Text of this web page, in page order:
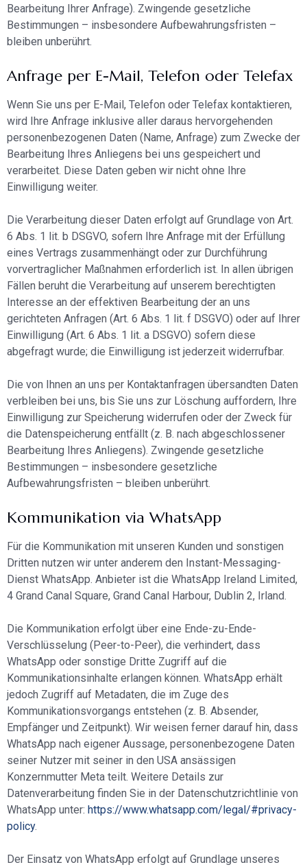
Bearbeitung Ihrer Anfrage). Zwingende gesetzliche
Bestimmungen – insbesondere Aufbewahrungsfristen –
bleiben unberührt.
Anfrage per E-Mail, Telefon oder Telefax
Wenn Sie uns per E-Mail, Telefon oder Telefax kontaktieren,
wird Ihre Anfrage inklusive aller daraus hervorgehenden
personenbezogenen Daten (Name, Anfrage) zum Zwecke der
Bearbeitung Ihres Anliegens bei uns gespeichert und
verarbeitet. Diese Daten geben wir nicht ohne Ihre
Einwilligung weiter.
Die Verarbeitung dieser Daten erfolgt auf Grundlage von Art.
6 Abs. 1 lit. b DSGVO, sofern Ihre Anfrage mit der Erfüllung
eines Vertrags zusammenhängt oder zur Durchführung
vorvertraglicher Maßnahmen erforderlich ist. In allen übrigen
Fällen beruht die Verarbeitung auf unserem berechtigten
Interesse an der effektiven Bearbeitung der an uns
gerichteten Anfragen (Art. 6 Abs. 1 lit. f DSGVO) oder auf Ihrer
Einwilligung (Art. 6 Abs. 1 lit. a DSGVO) sofern diese
abgefragt wurde; die Einwilligung ist jederzeit widerrufbar.
Die von Ihnen an uns per Kontaktanfragen übersandten Daten
verbleiben bei uns, bis Sie uns zur Löschung auffordern, Ihre
Einwilligung zur Speicherung widerrufen oder der Zweck für
die Datenspeicherung entfällt (z. B. nach abgeschlossener
Bearbeitung Ihres Anliegens). Zwingende gesetzliche
Bestimmungen – insbesondere gesetzliche
Aufbewahrungsfristen – bleiben unberührt.
Kommunikation via WhatsApp
Für die Kommunikation mit unseren Kunden und sonstigen
Dritten nutzen wir unter anderem den Instant-Messaging-
Dienst WhatsApp. Anbieter ist die WhatsApp Ireland Limited,
4 Grand Canal Square, Grand Canal Harbour, Dublin 2, Irland.
Die Kommunikation erfolgt über eine Ende-zu-Ende-
Verschlüsselung (Peer-to-Peer), die verhindert, dass
WhatsApp oder sonstige Dritte Zugriff auf die
Kommunikationsinhalte erlangen können. WhatsApp erhält
jedoch Zugriff auf Metadaten, die im Zuge des
Kommunikationsvorgangs entstehen (z. B. Absender,
Empfänger und Zeitpunkt). Wir weisen ferner darauf hin, dass
WhatsApp nach eigener Aussage, personenbezogene Daten
seiner Nutzer mit seiner in den USA ansässigen
Konzernmutter Meta teilt. Weitere Details zur
Datenverarbeitung finden Sie in der Datenschutzrichtlinie von
WhatsApp unter: https://www.whatsapp.com/legal/#privacy-
policy.
Der Einsatz von WhatsApp erfolgt auf Grundlage unseres